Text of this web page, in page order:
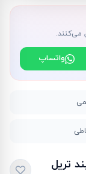
می‌کنند.
واتساپ